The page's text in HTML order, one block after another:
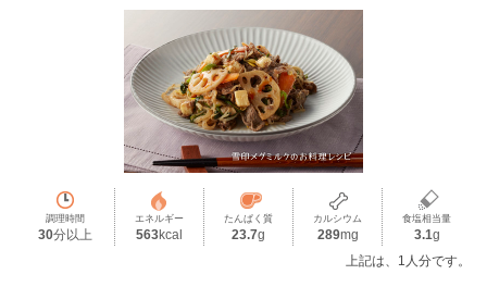
調理時間
30分以上
エネルギー
563kcal
たんぱく質
23.7g
カルシウム
289mg
食塩相当量
3.1g
上記は、1人分です。